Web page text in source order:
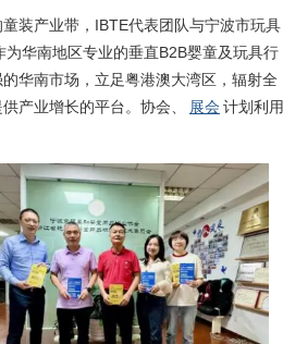
装产业带，IBTE代表团队与宁波市玩具
华南地区专业的垂直B2B婴童及玩具行
华南市场，立足粤港澳大湾区，辐射全
产业增长的平台。协会、
展会计划利用